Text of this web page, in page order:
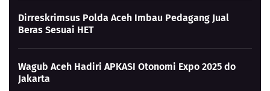
Dirreskrimsus Polda Aceh Imbau Pedagang Jual
Beras Sesuai HET
Wagub Aceh Hadiri APKASI Otonomi Expo 2025 do
Jakarta